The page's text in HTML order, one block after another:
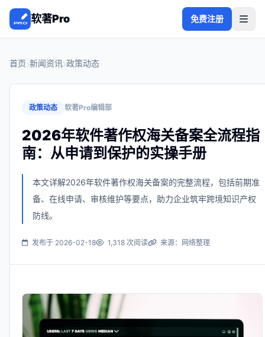
软著Pro 免费注册
首页 新闻资讯 政策动态
政策动态 软著Pro编辑部
2026年软件著作权海关备案全流程指
南：从申请到保护的实操手册
本文详解2026年软件著作权海关备案的完整流程，包括前期准
备、在线申请、审核维护等要点，助力企业筑牢跨境知识产权
防线。
发布于 2026-02-18 1,318 次阅读 来源：网络整理